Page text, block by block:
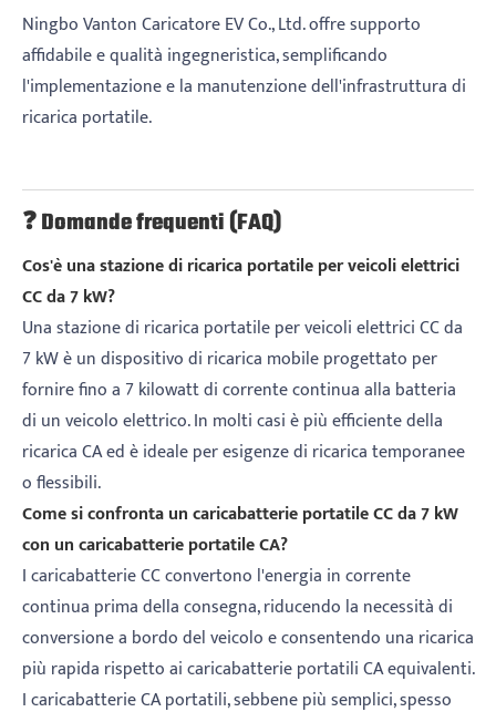
Ningbo Vanton Caricatore EV Co., Ltd. offre supporto
affidabile e qualità ingegneristica, semplificando
l'implementazione e la manutenzione dell'infrastruttura di
ricarica portatile.
❓ Domande frequenti (FAQ)
Cos'è una stazione di ricarica portatile per veicoli elettrici
CC da 7 kW?
Una stazione di ricarica portatile per veicoli elettrici CC da
7 kW è un dispositivo di ricarica mobile progettato per
fornire fino a 7 kilowatt di corrente continua alla batteria
di un veicolo elettrico. In molti casi è più efficiente della
ricarica CA ed è ideale per esigenze di ricarica temporanee
o flessibili.
Come si confronta un caricabatterie portatile CC da 7 kW
con un caricabatterie portatile CA?
I caricabatterie CC convertono l'energia in corrente
continua prima della consegna, riducendo la necessità di
conversione a bordo del veicolo e consentendo una ricarica
più rapida rispetto ai caricabatterie portatili CA equivalenti.
I caricabatterie CA portatili, sebbene più semplici, spesso